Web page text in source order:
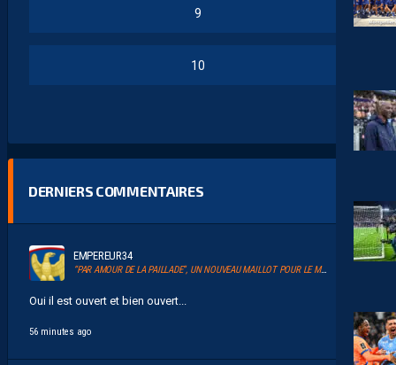
9
10
DERNIERS COMMENTAIRES
EMPEREUR34
“PAR AMOUR DE LA PAILLADE”, UN NOUVEAU MAILLOT POUR LE MHSC
Oui il est ouvert et bien ouvert...
56 minutes ago